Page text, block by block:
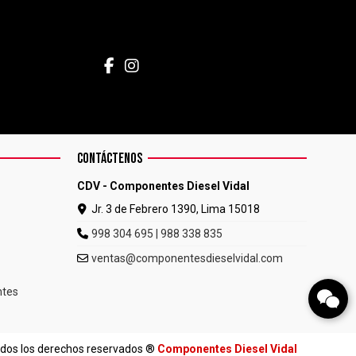
CONTÁCTENOS
CDV - Componentes Diesel Vidal
Jr. 3 de Febrero 1390, Lima 15018
998 304 695 | 988 338 835
ventas@componentesdieselvidal.com
los derechos reservados ® Componentes Diesel Vidal